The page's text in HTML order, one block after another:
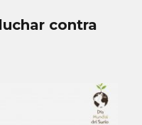
contra